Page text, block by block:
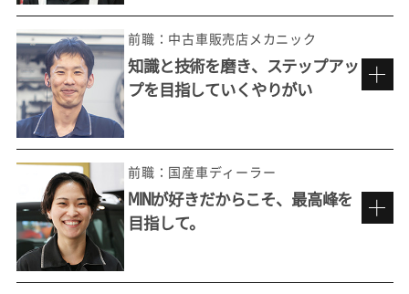
現在のディーラーへの転職は、私にとっては
「再入社」でした。新卒入社後に約7年間テク
ニシャンとして働いたのちに、他社を経験。
それでもやはりBMWでの仕事のおもしろさが
忘れられず、かつての上司に声をかけていた
だいたのを機に元の環境での再スタートを切
りました。
前職の中古車販売店では、メーカーを問わず
様々な車種を扱える良さは感じていたもの
の、故障診断や整備そのものをどこまでも追
求していける楽しさは正規ディーラーならで
は。BMWには専用の診断機（テスター）があ
り、それが車に搭載されたコンピュータと連
預かったお客様のクルマは1人の担当が隅々ま
で見ます。預かっている以上は『お客様の大
切な想いがこめられている特別な1台』という
ことを忘れずに、傷や汚れなどに細心の注意
を払い整備にあたります。
整備士という仕事をする中で男性に劣る部分
民間の整備工場でメカニックをしていた前職
今でも忘れられない
お客様からの「ありがとう」。
前職：中古車販売店メカニック
知識と技術を磨き、ステップアッ
プを目指していくやりがい
資格制度から生まれる仕事への誇り
前職：国産車ディーラー
MINIが好きだからこそ、最高峰を
目指して。